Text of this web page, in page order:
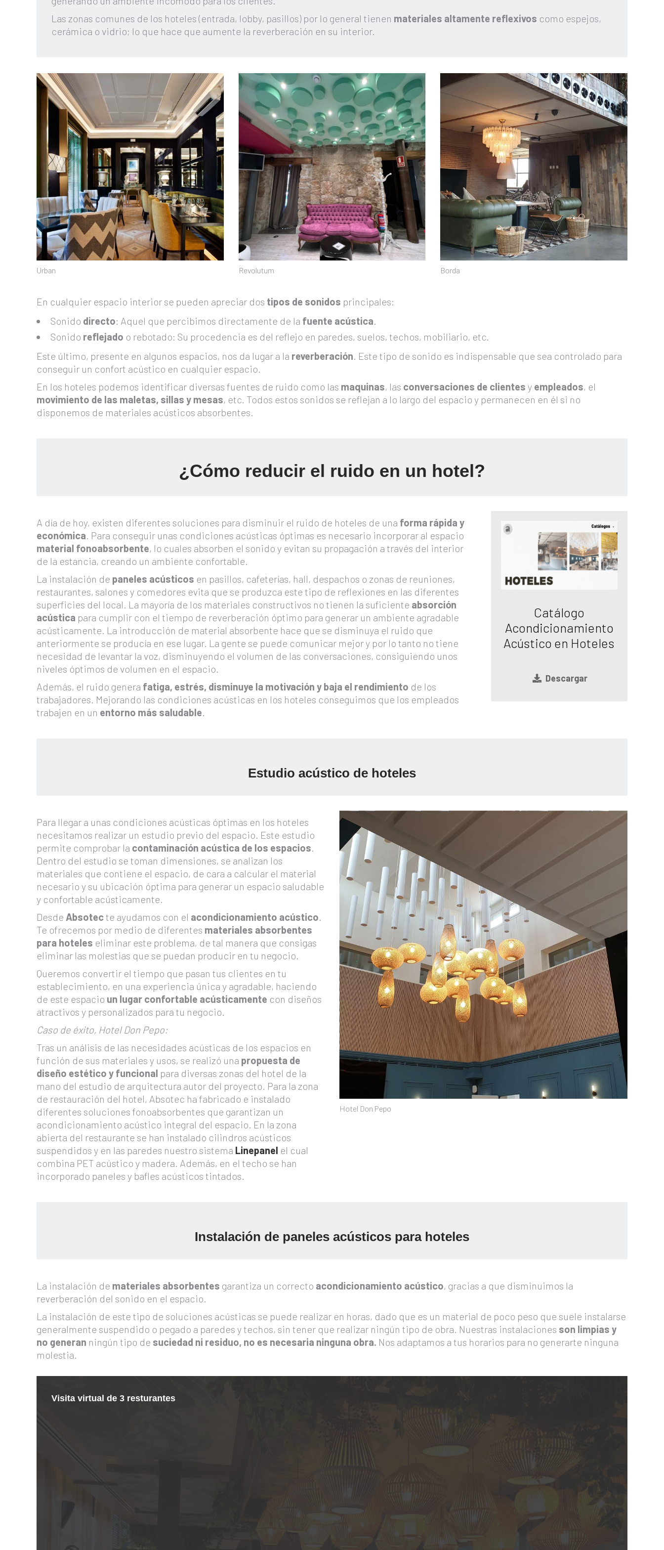
Las zonas comunes de los hoteles (entrada, lobby, pasillos) por lo general tienen materiales altamente reflexivos como espejos,
cerámica o vidrio; lo que hace que aumente la reverberación en su interior.
Urban Revolutum Borda
En cualquier espacio interior se pueden apreciar dos tipos de sonidos principales:
Sonido directo: Aquel que percibimos directamente de la fuente acústica.
Sonido reflejado o rebotado: Su procedencia es del reflejo en paredes, suelos, techos, mobiliario, etc.
Este último, presente en algunos espacios, nos da lugar a la reverberación. Este tipo de sonido es indispensable que sea controlado para
conseguir un confort acústico en cualquier espacio.
En los hoteles podemos identificar diversas fuentes de ruido como las maquinas, las conversaciones de clientes y empleados, el
movimiento de las maletas, sillas y mesas, etc. Todos estos sonidos se reflejan a lo largo del espacio y permanecen en él si no
disponemos de materiales acústicos absorbentes.
¿Cómo reducir el ruido en un hotel?
A día de hoy, existen diferentes soluciones para disminuir el ruido de hoteles de una forma rápida y
económica. Para conseguir unas condiciones acústicas óptimas es necesario incorporar al espacio
material fonoabsorbente, lo cuales absorben el sonido y evitan su propagación a través del interior
de la estancia, creando un ambiente confortable.
La instalación de paneles acústicos en pasillos, cafeterías, hall, despachos o zonas de reuniones,
restaurantes, salones y comedores evita que se produzca este tipo de reflexiones en las diferentes
superficies del local. La mayoría de los materiales constructivos no tienen la suficiente absorción
acústica para cumplir con el tiempo de reverberación óptimo para generar un ambiente agradable
acústicamente. La introducción de material absorbente hace que se disminuya el ruido que
anteriormente se producía en ese lugar. La gente se puede comunicar mejor y por lo tanto no tiene
necesidad de levantar la voz, disminuyendo el volumen de las conversaciones, consiguiendo unos
niveles óptimos de volumen en el espacio.
Además, el ruido genera fatiga, estrés, disminuye la motivación y baja el rendimiento de los
trabajadores. Mejorando las condiciones acústicas en los hoteles conseguimos que los empleados
trabajen en un entorno más saludable.
Catálogo
Acondicionamiento
Acústico en Hoteles
Descargar
Estudio acústico de hoteles
Para llegar a unas condiciones acústicas óptimas en los hoteles
necesitamos realizar un estudio previo del espacio. Este estudio
permite comprobar la contaminación acústica de los espacios.
Dentro del estudio se toman dimensiones, se analizan los
materiales que contiene el espacio, de cara a calcular el material
necesario y su ubicación óptima para generar un espacio saludable
y confortable acústicamente.
Desde Absotecte ayudamos con el acondicionamiento acústico.
Te ofrecemos por medio de diferentes materiales absorbentes
para hoteles eliminar este problema, de tal manera que consigas
eliminar las molestias que se puedan producir en tu negocio.
Queremos convertir el tiempo que pasan tus clientes en tu
establecimiento, en una experiencia única y agradable, haciendo
de este espacio un lugar confortable acústicamente con diseños
atractivos y personalizados para tu negocio.
Caso de éxito, Hotel Don Pepo:
Tras un análisis de las necesidades acústicas de los espacios en
función de sus materiales y usos, se realizó una propuesta de
diseño estético y funcional para diversas zonas del hotel de la
mano del estudio de arquitectura autor del proyecto. Para la zona
de restauración del hotel, Absotec ha fabricado e instalado
diferentes soluciones fonoabsorbentes que garantizan un
acondicionamiento acústico integral del espacio. En la zona
abierta del restaurante se han instalado cilindros acústicos
suspendidos y en las paredes nuestro sistema Linepanel el cual
combina PET acústico y madera. Además, en el techo se han
incorporado paneles y bafles acústicos tintados.
Hotel Don Pepo
Instalación de paneles acústicos para hoteles
La instalación de materiales absorbentes garantiza un correcto acondicionamiento acústico, gracias a que disminuimos la
reverberación del sonido en el espacio.
La instalación de este tipo de soluciones acústicas se puede realizar en horas, dado que es un material de poco peso que suele instalarse
generalmente suspendido o pegado a paredes y techos, sin tener que realizar ningún tipo de obra. Nuestras instalaciones son limpias y
no generan ningún tipo de suciedad ni residuo, no es necesaria ninguna obra. Nos adaptamos a tus horarios para no generarte ninguna
molestia.
Visita virtual de 3 resturantes